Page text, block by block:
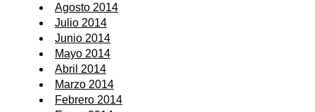
Agosto 2014
Julio 2014
Junio 2014
Mayo 2014
Abril 2014
Marzo 2014
Febrero 2014